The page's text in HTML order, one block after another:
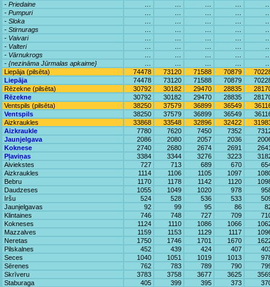
- Priedaine
… … … …
- Pumpuri
… … … …
- Sloka
… … … …
- Stirnurags
… … … …
- Vaivari
… … … …
- Valteri
… … … …
- Vārnukrogs
… … … …
- {nezināma Jūrmalas apkaime}
… … … …
Liepāja (pilsēta)
74478 73120 71588 70879
Liepāja
74478 73120 71588 70879
Rēzekne (pilsēta)
30792 30182 29470 28835
Rēzekne
30792 30182 29470 28835
Ventspils (pilsēta)
38250 37579 36899 36549
Ventspils
38250 37579 36899 36549
Aizkraukles
33868 33548 32896 32422
Aizkraukle
7780 7620 7450 7352
Jaunjelgava
2086 2080 2057 2036
Koknese
2740 2680 2674 2691
Pļaviņas
3384 3344 3276 3223
Aiviekstes
727 713 689 670
Aizkraukles
1114 1106 1105 1097
Bebru
1170 1178 1142 1120
Daudzeses
1055 1049 1020 978
Iršu
524 528 536 533
Jaunjelgavas
92 99 95 86
Klintaines
746 748 727 709
Kokneses
1124 1110 1086 1066
Mazzalves
1159 1153 1129 1117
Neretas
1750 1746 1701 1670
Pilskalnes
452 439 424 407
Seces
1040 1051 1019 1013
Sērenes
762 783 789 790
Skrīveru
3783 3758 3677 3625
Staburaga
405 399 395 373